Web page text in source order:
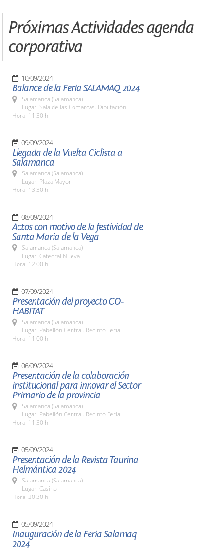
Próximas Actividades agenda
corporativa
10/09/2024
Balance de la Feria SALAMAQ 2024
Salamanca (Salamanca)
Lugar: Sala de las Comarcas. Diputación
Hora: 11:30 h.
09/09/2024
Llegada de la Vuelta Ciclista a
Salamanca
Salamanca (Salamanca)
Lugar: Plaza Mayor
Hora: 13:30 h.
08/09/2024
Actos con motivo de la festividad de
Santa María de la Vega
Salamanca (Salamanca)
Lugar: Catedral Nueva
Hora: 12:00 h.
07/09/2024
Presentación del proyecto CO-
HABITAT
Salamanca (Salamanca)
Lugar: Pabellón Central. Recinto Ferial
Hora: 11:00 h.
06/09/2024
Presentación de la colaboración
institucional para innovar el Sector
Primario de la provincia
Salamanca (Salamanca)
Lugar: Pabellón Central. Recinto Ferial
Hora: 11:30 h.
05/09/2024
Presentación de la Revista Taurina
Helmántica 2024
Salamanca (Salamanca)
Lugar: Casino
Hora: 20:30 h.
05/09/2024
Inauguración de la Feria Salamaq
2024